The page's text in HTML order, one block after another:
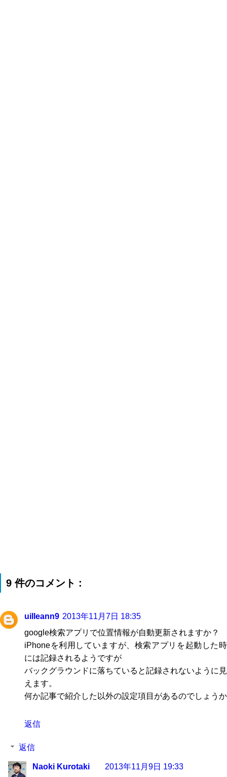
9 件のコメント :
uilleann9 2013年11月7日 18:35
google検索アプリで位置情報が自動更新されますか？
iPhoneを利用していますが、検索アプリを起動した時
には記録されるようですが
バックグラウンドに落ちていると記録されないように見
えます。
何か記事で紹介した以外の設定項目があるのでしょうか
返信
返信
Naoki Kurotaki
2013年11月9日 19:33